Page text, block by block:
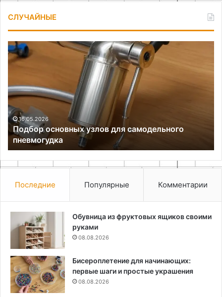
СЛУЧАЙНЫЕ
Подбор
основных
узлов
самодельного
пневмогудка
16.05.2026
Подбор основных узлов для самодельного
пневмогудка
Последние Популярные Комментарии
Обувница из фруктовых ящиков своими
руками
08.08.2026
Бисероплетение для начинающих:
первые шаги и простые украшения
08.08.2026